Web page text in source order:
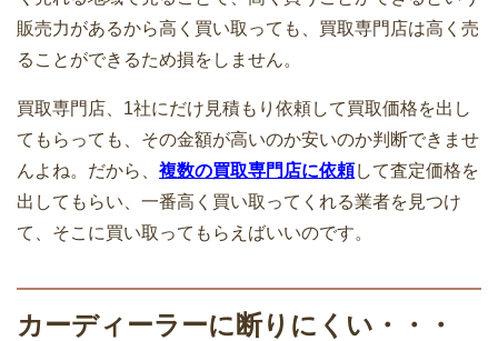
販売力があるから高く買い取っても、買取専門店は高く売
ることができるため損をしません。
買取専門店、1社にだけ見積もり依頼して買取価格を出し
てもらっても、その金額が高いのか安いのか判断できませ
んよね。だから、 複数の買取専門店に依頼して査定価格を
出してもらい、一番高く買い取ってくれる業者を見つけ
て、そこに買い取ってもらえばいいのです。
カーディーラーに断りにくい・・・